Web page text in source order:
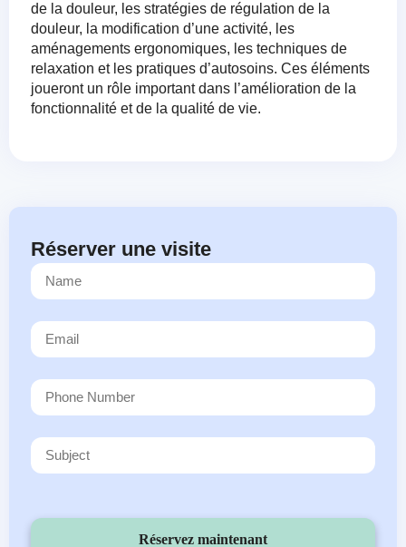
de la douleur, les stratégies de régulation de la
douleur, la modification d’une activité, les
aménagements ergonomiques, les techniques de
relaxation et les pratiques d’autosoins. Ces éléments
joueront un rôle important dans l’amélioration de la
fonctionnalité et de la qualité de vie.
Réserver une visite
Réservez maintenant